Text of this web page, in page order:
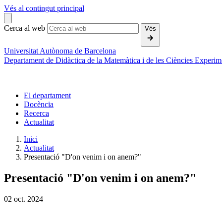
Vés al contingut principal
Cerca al web Vés
Universitat Autònoma de Barcelona
Departament de Didàctica de la Matemàtica i de les Ciències
El departament
Docència
Recerca
Actualitat
Inici
Actualitat
Presentació "D'on venim i on anem?"
Presentació "D'on venim i on anem?"
02 oct. 2024